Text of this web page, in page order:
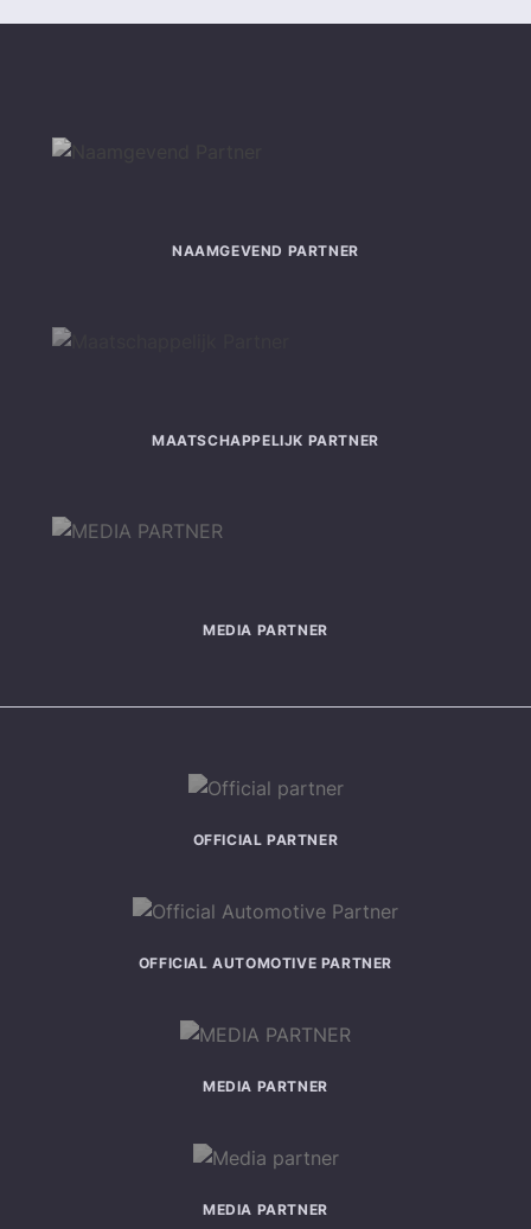
NAAMGEVEND PARTNER
MAATSCHAPPELIJK PARTNER
MEDIA PARTNER
OFFICIAL PARTNER
OFFICIAL AUTOMOTIVE PARTNER
MEDIA PARTNER
MEDIA PARTNER